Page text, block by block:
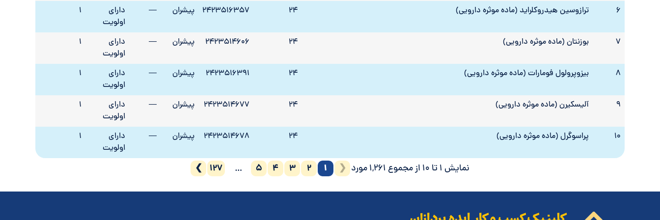
6 ترازوسین هیدروکلراید (ماده موثره دارویی) 24
2423516357 پیشران —
دارای
اولویت
1
7 بوزنتان (ماده موثره دارویی) 24
2423514606 پیشران —
دارای
اولویت
1
8 بیزوپرولول فومارات (ماده موثره دارویی) 24
2423516391 پیشران —
دارای
اولویت
1
9 آلیسکیرن (ماده موثره دارویی) 24
2423514677 پیشران —
دارای
اولویت
1
10 پراسوگرل (ماده موثره دارویی) 24
2423514678 پیشران —
دارای
اولویت
1
نمایش 1 تا 10 از مجموع 1,261 مورد ❮
1
2
3
4
5
…
127
❯